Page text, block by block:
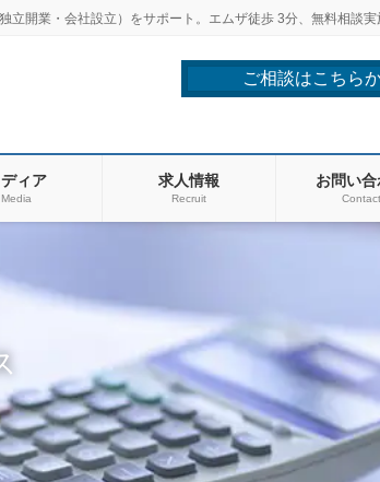
開業・会社設立）をサポート。エムザ徒歩 3分、無料相談実
ご相談はこちらか
ディア
Media
求人情報
Recruit
お問い
Contact